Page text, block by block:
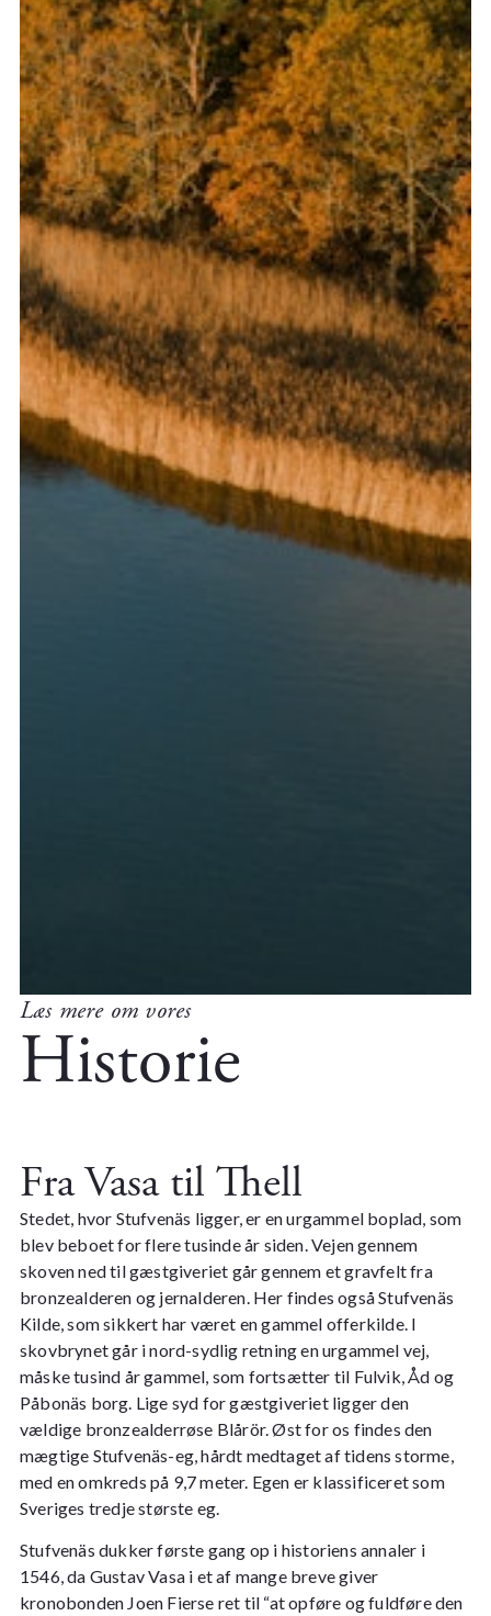
Læs mere om vores
Historie
Fra Vasa til Thell
Stedet, hvor Stufvenäs ligger, er en urgammel boplad, som
blev beboet for flere tusinde år siden. Vejen gennem
skoven ned til gæstgiveriet går gennem et gravfelt fra
bronzealderen og jernalderen. Her findes også Stufvenäs
Kilde, som sikkert har været en gammel offerkilde. I
skovbrynet går i nord-sydlig retning en urgammel vej,
måske tusind år gammel, som fortsætter til Fulvik, Åd og
Påbonäs borg. Lige syd for gæstgiveriet ligger den
vældige bronzealderrøse Blårör. Øst for os findes den
mægtige Stufvenäs-eg, hårdt medtaget af tidens storme,
med en omkreds på 9,7 meter. Egen er klassificeret som
Sveriges tredje største eg.
Stufvenäs dukker første gang op i historiens annaler i
1546, da Gustav Vasa i et af mange breve giver
kronobonden Joen Fierse ret til “at opføre og fuldføre den